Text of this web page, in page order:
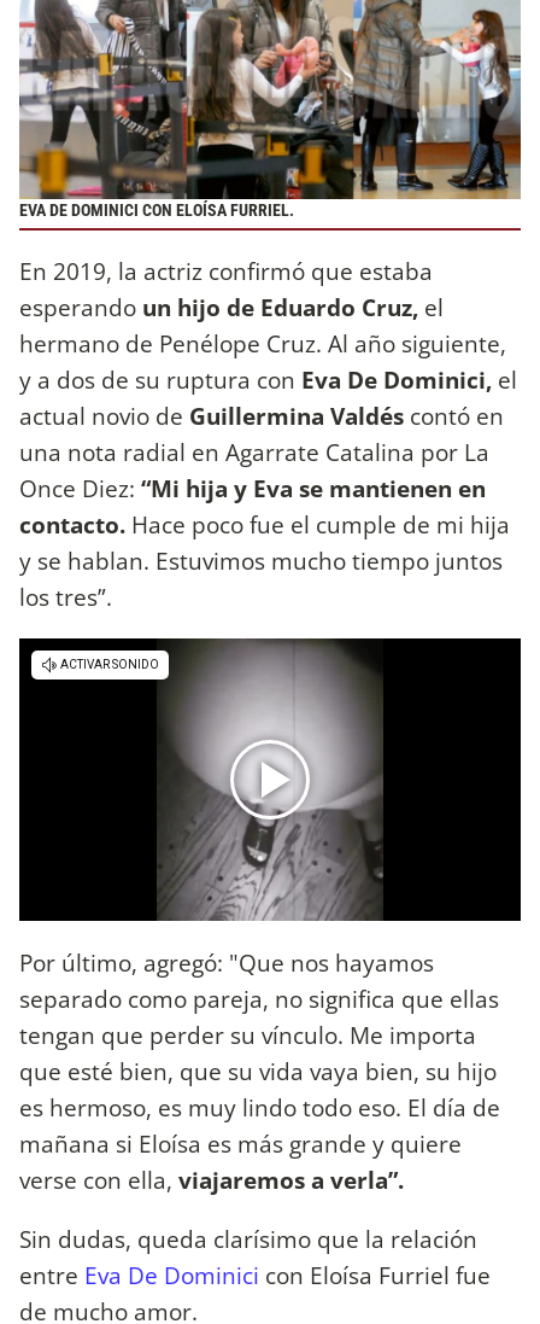
EVA DE DOMINICI CON ELOÍSA FURRIEL.
En 2019, la actriz confirmó que estaba
esperando un hijo de Eduardo Cruz, el
hermano de Penélope Cruz. Al año siguiente,
y a dos de su ruptura con Eva De Dominici, el
actual novio de Guillermina Valdés contó en
una nota radial en Agarrate Catalina por La
Once Diez: “Mi hija y Eva se mantienen en
contacto. Hace poco fue el cumple de mi hija
y se hablan. Estuvimos mucho tiempo juntos
los tres”.
Por último, agregó: "Que nos hayamos
separado como pareja, no significa que ellas
tengan que perder su vínculo. Me importa
que esté bien, que su vida vaya bien, su hijo
es hermoso, es muy lindo todo eso. El día de
mañana si Eloísa es más grande y quiere
verse con ella, viajaremos a verla”.
Sin dudas, queda clarísimo que la relación
entre Eva De Dominici con Eloísa Furriel fue
de mucho amor.